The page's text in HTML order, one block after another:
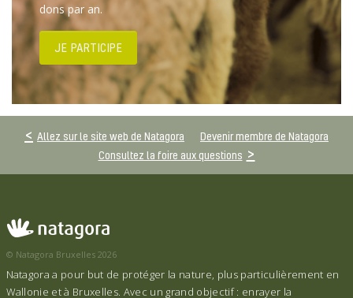
dons par an.
JE PARTICIPE
Allez sur le site web de Natagora
Devenir membre de Natagora
Consultez la foire aux questions
© Natagora Bruxelles 2026
Natagora a pour but de protéger la nature, plus particulièrement en
Wallonie et à Bruxelles. Avec un grand objectif : enrayer la